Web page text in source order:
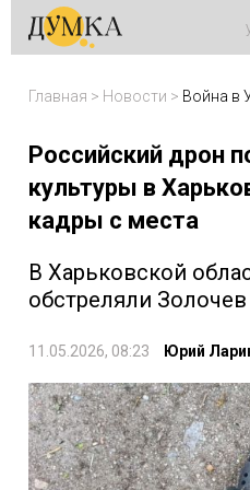
Главная > Новости > Война в
Российский дрон
культуры в
кадры с места
В Харьковской
обстреляли
11.05.2026, 08:23 Юрий